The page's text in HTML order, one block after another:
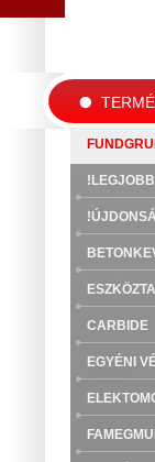
CARBIDE
EGYÉNI